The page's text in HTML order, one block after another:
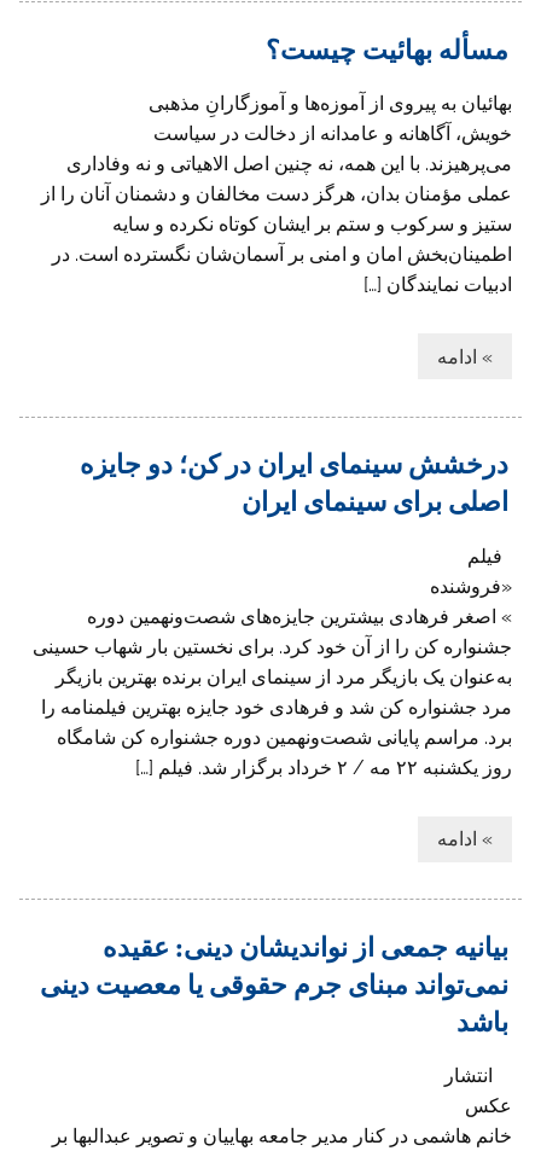
مسأله‌ بهائیت چیست؟
بهائیان به پیروی از آموزه‌ها و آموزگارانِ مذهبی
خویش، آگاهانه و عامدانه از دخالت در سیاست
می‌پرهیزند. با این همه، نه چنین اصل الاهیاتی و نه وفاداری
عملی مؤمنان بدان، هرگز دست مخالفان و دشمنان آنان را از
ستیز و سرکوب و ستم بر ایشان کوتاه نکرده و سایه‌
اطمینان‌بخش امان و امنی بر آسمان‌شان نگسترده است. در
ادبیات نمایندگان […]
» ادامه
درخشش سینمای ایران در کن؛ دو جایزه
اصلی برای سینمای ایران
فیلم
«فروشنده
» اصغر فرهادی بیشترین جایزه‌های شصت‌ونهمین دوره
جشنواره کن را از آن خود کرد. برای نخستین بار شهاب حسینی
به‌عنوان یک بازیگر مرد از سینمای ایران برنده بهترین بازیگر
مرد جشنواره کن شد و فرهادی خود جایزه بهترین فیلمنامه را
برد. مراسم پایانی شصت‌ونهمین دوره جشنواره کن شامگاه
روز یکشنبه ۲۲ مه / ۲ خرداد برگزار شد. فیلم […]
» ادامه
بیانیه جمعی از نواندیشان دینی: عقیده‌
نمی‌تواند مبنای جرم حقوقی یا معصیت دینی
باشد
انتشار
عکس
خانم هاشمی در کنار مدیر جامعه بهاییان و تصویر عبدالبها بر